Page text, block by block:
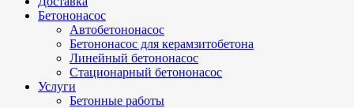
Бетононасос
Автобетононасос
Бетононасос для керамзитобетона
Линейный бетононасос
Стационарный бетононасос
Услуги
Бетонные работы